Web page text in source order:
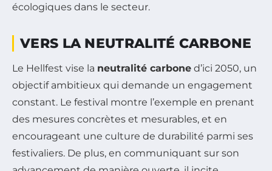
écologiques dans le secteur.
VERS LA NEUTRALITÉ CARBONE
Le Hellfest vise la neutralité carbone d’ici 2050, un
objectif ambitieux qui demande un engagement
constant. Le festival montre l’exemple en prenant
des mesures concrètes et mesurables, et en
encourageant une culture de durabilité parmi ses
festivaliers. De plus, en communiquant sur son